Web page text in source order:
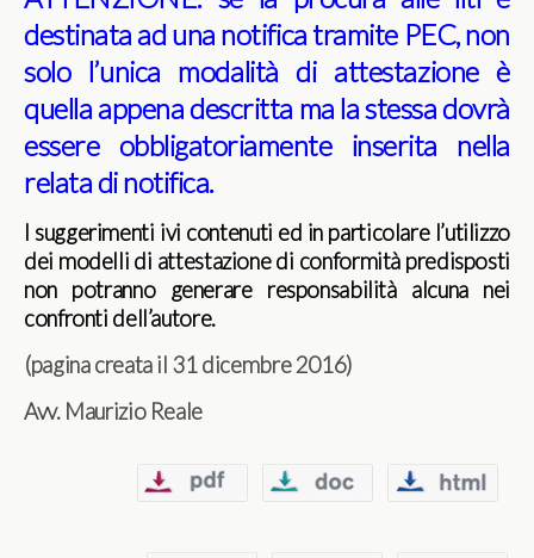
destinata ad una notifica tramite PEC, non
solo l’unica modalità di attestazione è
quella appena descritta ma la stessa dovrà
essere obbligatoriamente inserita nella
relata di notifica.
I suggerimenti ivi contenuti ed in particolare l’utilizzo
dei modelli di attestazione di conformità predisposti
non potranno generare responsabilità alcuna nei
confronti dell’autore.
(pagina creata il 31 dicembre 2016)
Avv. Maurizio Reale